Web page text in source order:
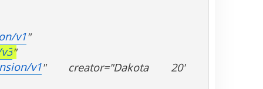
v1"
"
v1" creator="Dakota 20"